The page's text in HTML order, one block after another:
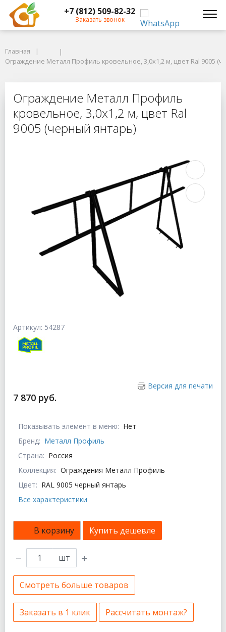
+7 (812) 509-82-32
Заказать звонок
Ограждение Металл Профиль кровельное, 3,0х1,2 м, цвет Ral 9005
Ограждение Металл Профиль
Главная
Ограждение Металл Профиль кровельное, 3,0х1,2 м, цвет Ral 9005
Ограждение Металл Профиль
кровельное, 3,0х1,2 м, цвет Ral
9005 (черный янтарь)
Артикул: 54287
Версия для печати
7 870 руб.
Показывать элемент в меню: Нет
Бренд: Металл Профиль
Страна: Россия
Коллекция: Ограждения Металл Профиль
Цвет: RAL 9005 черный янтарь
Все характеристики
В корзину Купить дешевле
шт
Смотреть больше товаров
Заказать в 1 клик Рассчитать монтаж?